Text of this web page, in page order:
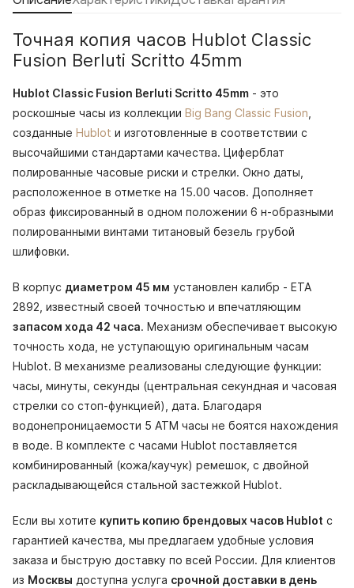
Точная копия часов Hublot Classic
Fusion Berluti Scritto 45mm
Hublot Classic Fusion Berluti Scritto 45mm - это
роскошные часы из коллекции Big Bang Classic Fusion
созданные Hublot и изготовленные в соответствии с
высочайшими стандартами качества. Циферблат
полированные часовые риски и стрелки. Окно даты,
расположенное в отметке на 15.00 часов. Дополняет
образ фиксированный в одном положении 6 н-образными
полированными винтами титановый безель грубой
шлифовки.
В корпус диаметром 45 мм установлен калибр - ETA
2892, известный своей точностью и впечатляющим
запасом хода 42 часа. Механизм обеспечивает высокую
точность хода, не уступающую оригинальным часам
Hublot. В механизме реализованы следующие функции:
часы, минуты, секунды (центральная секундная и часовая
стрелки со стоп-функцией), дата. Благодаря
водонепроницаемости 5 АТМ часы не боятся нахождения
в воде. В комплекте с часами Hublot поставляется
комбинированный (кожа/каучук) ремешок, с двойной
раскладывающейся стальной застежкой Hublot.
Если вы хотите купить копию брендовых часов Hublot с
гарантией качества, мы предлагаем удобные условия
заказа и быструю доставку по всей России. Для клиентов
из Москвы доступна услуга срочной доставки в день